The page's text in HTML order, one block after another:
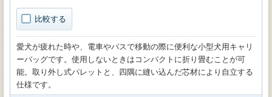
比較する
愛犬が疲れた時や、電車やバスで移動の際に便利な小型犬用キャリ
ーバッグです。使用しないときはコンパクトに折り畳むことが可
能。取り外し式パレットと、四隅に縫い込んだ芯材により自立する
仕様です。